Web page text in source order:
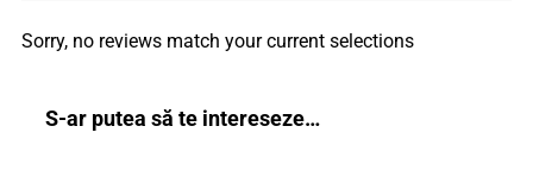
Sorry, no reviews match your current selections
S-ar putea să te intereseze…